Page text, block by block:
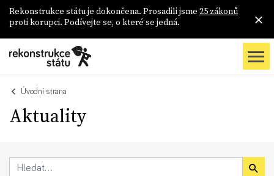
Rekonstrukce státu je dokončena. Prosadili jsme 25 zákonů
proti korupci. Podívejte se, o které se jedná.
Úvodní strana
Aktuality